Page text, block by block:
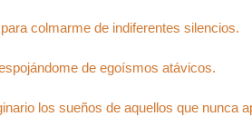
colmarme de indiferentes silencios.
de egoísmos atávicos.
los sueños de aquellos que nunca